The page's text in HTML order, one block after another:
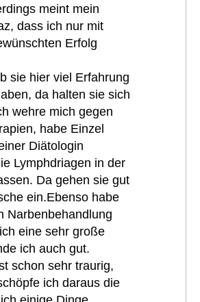
meint mein
dass ich nur mit
Erfolg
sie hier viel Erfahrung
da halten sie sich
wehre mich gegen
habe Einzel
Diätologin
Lymphdriagen in der
Da gehen sie gut
ein.Ebenso habe
Narbenbehandlung
eine sehr große
ich auch gut.
schon sehr traurig,
ich daraus die